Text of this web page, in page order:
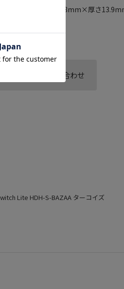
： 縦91.1mm×横208mm×厚さ
275g
この商品へのお問い合わせ
Lite HDH-S-BAZAA ターコイズ